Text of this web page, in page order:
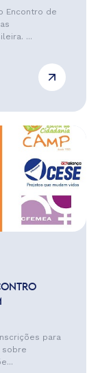
Encontro de
...
para
sobre